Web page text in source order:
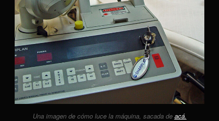
Una imagen de cómo luce la máquina, sacada de acá.